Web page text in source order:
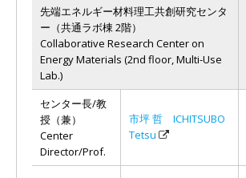
先端エネルギー材料理工共創研究センタ
ー（共通ラボ棟 2階）
Collaborative Research Center on
Energy Materials (2nd floor, Multi-Use
Lab.)
センター長/教
授（兼）
Center
Director/Prof.
市坪 哲 ICHITSUBO
Tetsu